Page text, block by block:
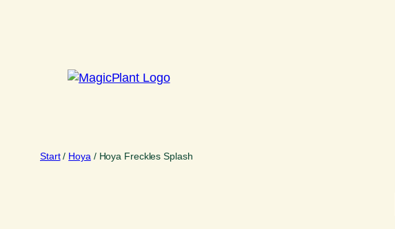
Start/ Hoya / Hoya Freckles Splash